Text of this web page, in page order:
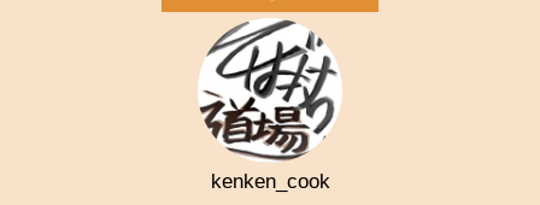
kenken_cook